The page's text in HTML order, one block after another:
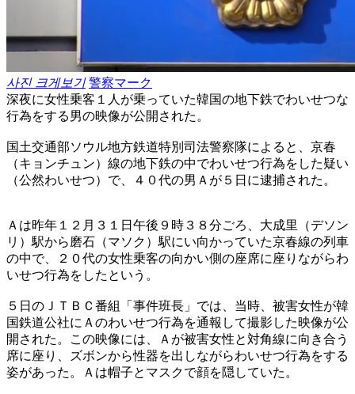
사진 크게보기 警察マーク
深夜に女性乗客１人が乗っていた韓国の地下鉄でわいせつな
行為をする男の映像が公開された。
国土交通部ソウル地方鉄道特別司法警察隊によると、京春
（キョンチュン）線の地下鉄の中でわいせつ行為をした疑い
（公然わいせつ）で、４０代の男Ａが５日に逮捕された。
Ａは昨年１２月３１日午後９時３８分ごろ、大成里（デソン
リ）駅から磨石（マソク）駅にい向かっていた京春線の列車
の中で、２０代の女性乗客の向かい側の座席に座りながらわ
いせつ行為をしたという。
５日のＪＴＢＣ番組「事件班長」では、当時、被害女性が韓
国鉄道公社にＡのわいせつ行為を通報して撮影した映像が公
開された。この映像には、Ａが被害女性と対角線に向き合う
席に座り、ズボンから性器を出しながらわいせつ行為をする
姿があった。Ａは帽子とマスクで顔を隠していた。